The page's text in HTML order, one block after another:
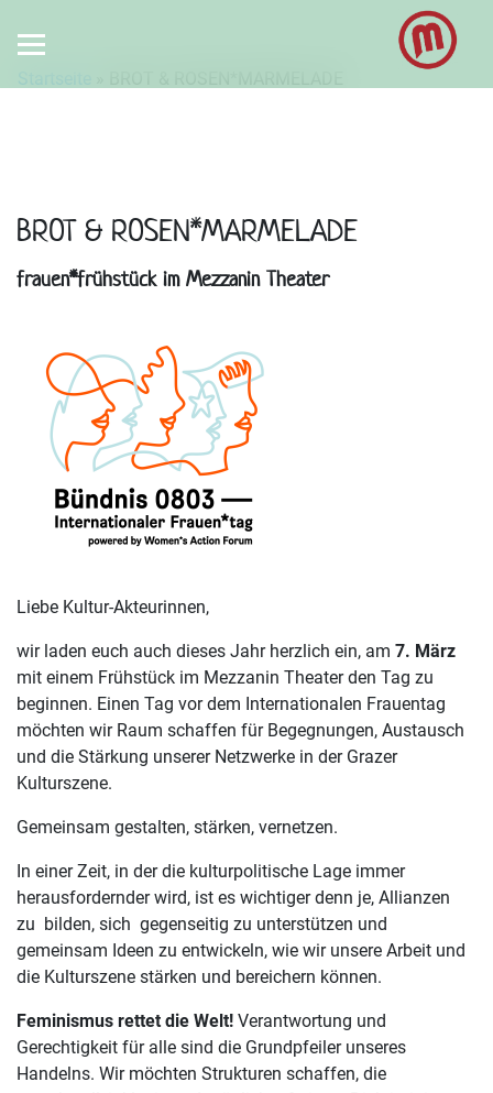
Startseite
BROT & ROSEN*MARMELADE
frauen*frühstück im Mezzanin Theater
Liebe Kultur-Akteurinnen,
wir laden euch auch dieses Jahr herzlich ein, am 7. März
mit einem Frühstück im Mezzanin Theater den Tag zu
beginnen. Einen Tag vor dem Internationalen Frauentag
möchten wir Raum schaffen für Begegnungen, Austausch
und die Stärkung unserer Netzwerke in der Grazer
Kulturszene.
Gemeinsam gestalten, stärken, vernetzen.
In einer Zeit, in der die kulturpolitische Lage immer
herausfordernder wird, ist es wichtiger denn je, Allianzen
zu bilden, sich gegenseitig zu unterstützen und
gemeinsam Ideen zu entwickeln, wie wir unsere Arbeit und
die Kulturszene stärken und bereichern können.
Feminismus rettet die Welt! Verantwortung und
Gerechtigkeit für alle sind die Grundpfeiler unseres
Handelns. Wir möchten Strukturen schaffen, die